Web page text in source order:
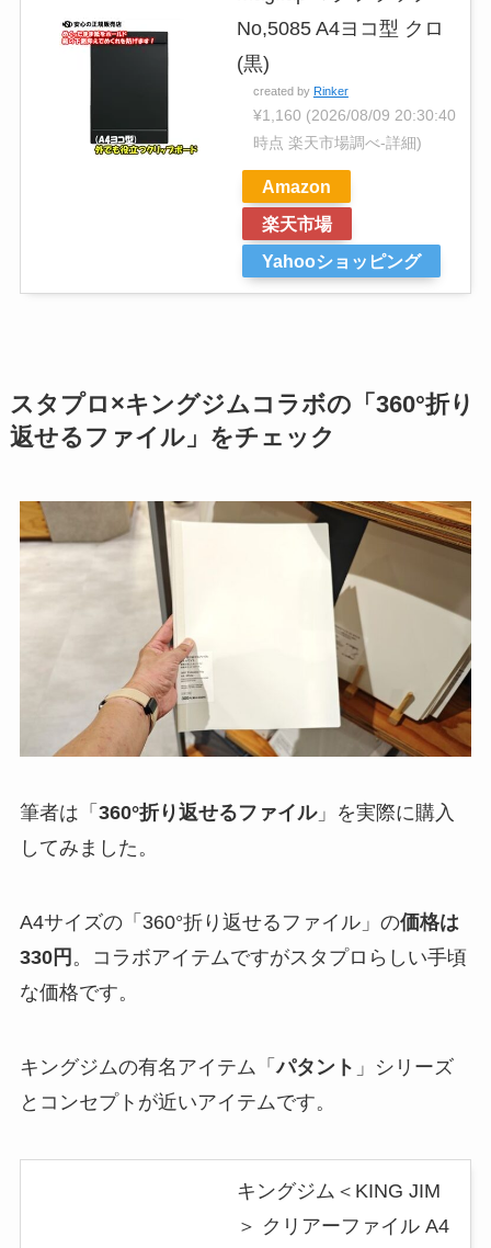
No,5085 A4ヨコ型 クロ
(黒)
created by Rinker
¥1,160 (2026/08/09 20:30:40
時点 楽天市場調べ-詳細)
Amazon
楽天市場
Yahooショッピング
スタプロ×キングジムコラボの「360°折り
返せるファイル」をチェック
筆者は「 360°折り返せるファイル」を実際に購入
してみました。
A4サイズの「360°折り返せるファイル」の価格は
330円 。コラボアイテムですがスタプロらしい手頃
な価格です。
キングジムの有名アイテム「パタント 」シリーズ
とコンセプトが近いアイテムです。
キングジム＜KING JIM
＞ クリアーファイル A4